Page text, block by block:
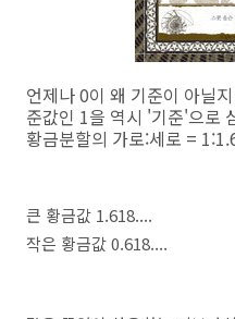
언제나 0이 왜 기준이 아닐
준값인 1을 역시 '기준'으로
황금분할의 가로:세로 =
큰 황금값 1.618....
작은 황금값 0.618....